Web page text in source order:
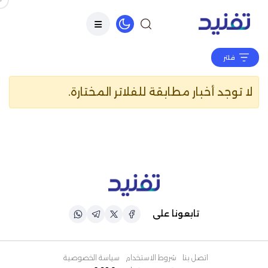
فلتر
لا توجد أخبار مطابقة للفلاتر المختارة.
تابعونا على
اتصل بنا شروط الاستخدام سياسة الخصوصية